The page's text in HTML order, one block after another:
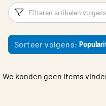
Filters
Sorteer volgens:
We konden geen items